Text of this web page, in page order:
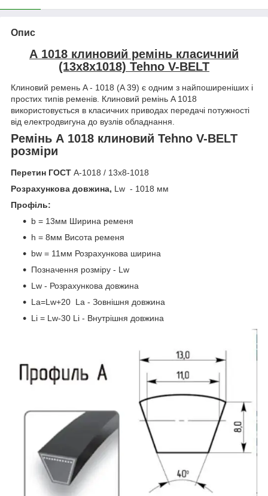
Опис
А 1018 клиновий ремінь класичний
(13х8х1018) Tehno V-BELT
Клиновий ремень A - 1018 (A 39) є одним з найпоширеніших і
простих типів ременів. Клиновий ремінь A 1018
використовується в класичних приводах передачі потужності
від електродвигуна до вузлів обладнання.
Ремінь А 1018 клиновий Tehno V-BELT
розміри
Перетин ГОСТ А-1018 / 13х8-1018
Розрахункова довжина, Lw - 1018 мм
Профіль:
b = 13мм Ширина ременя
h = 8мм Висота ременя
bw = 11мм Розрахункова ширина
Позначення розміру - Lw
Lw - Розрахункова довжина
La=Lw+20 La - Зовнішня довжина
Li = Lw-30 Li - Внутрішня довжина